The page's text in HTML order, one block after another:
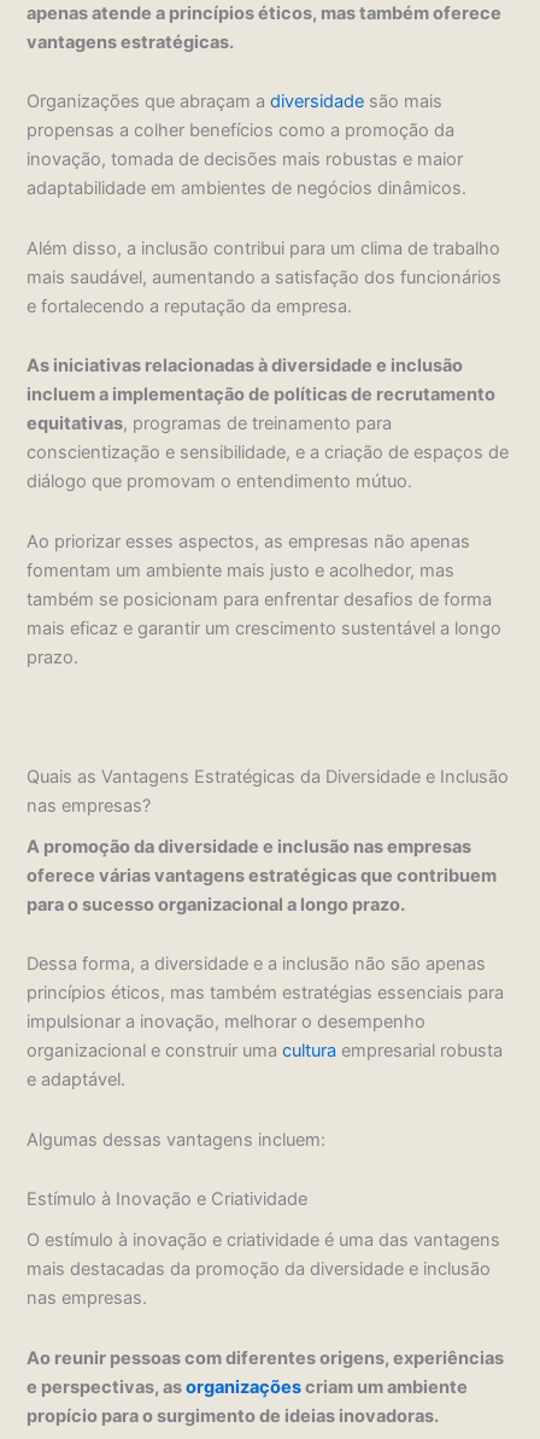
apenas atende a princípios éticos, mas também oferece
vantagens estratégicas.
Organizações que abraçam adiversidade são mais
propensas a colher benefícios como a promoção da
inovação, tomada de decisões mais robustas e maior
adaptabilidade em ambientes de negócios dinâmicos.
Além disso, a inclusão contribui para um clima de trabalho
mais saudável, aumentando a satisfação dos funcionários
e fortalecendo a reputação da empresa.
As iniciativas relacionadas à diversidade e inclusão
incluem a implementação de políticas de recrutamento
equitativas, programas de treinamento para
conscientização e sensibilidade, e a criação de espaços de
diálogo que promovam o entendimento mútuo.
Ao priorizar esses aspectos, as empresas não apenas
fomentam um ambiente mais justo e acolhedor, mas
também se posicionam para enfrentar desafios de forma
mais eficaz e garantir um crescimento sustentável a longo
prazo.
Quais as Vantagens Estratégicas da Diversidade e Inclusão
nas empresas?
A promoção da diversidade e inclusão nas empresas
oferece várias vantagens estratégicas que contribuem
para o sucesso organizacional a longo prazo.
Dessa forma, a diversidade e a inclusão não são apenas
princípios éticos, mas também estratégias essenciais para
impulsionar a inovação, melhorar o desempenho
organizacional e construir umacultura empresarial robusta
e adaptável.
Algumas dessas vantagens incluem:
Estímulo à Inovação e Criatividade
O estímulo à inovação e criatividade é uma das vantagens
mais destacadas da promoção da diversidade e inclusão
nas empresas.
Ao reunir pessoas com diferentes origens, experiências
e perspectivas, asorganizaçõescriam um ambiente
propício para o surgimento de ideias inovadoras.